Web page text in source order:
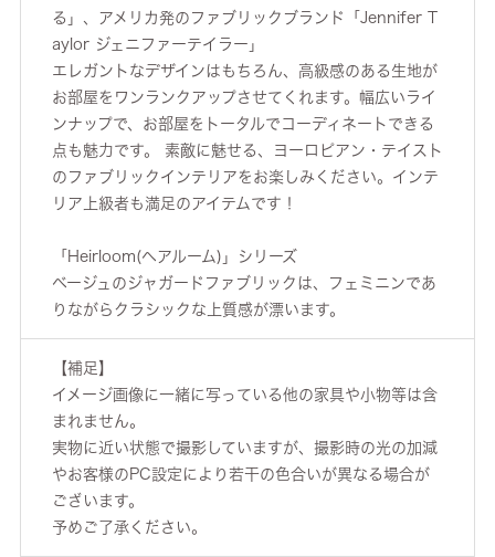
る」、アメリカ発のファブリックブランド「Jennifer T
aylor ジェニファーテイラー」
エレガントなデザインはもちろん、高級感のある生地が
お部屋をワンランクアップさせてくれます。幅広いライ
ンナップで、お部屋をトータルでコーディネートできる
点も魅力です。 素敵に魅せる、ヨーロピアン・テイスト
のファブリックインテリアをお楽しみください。インテ
リア上級者も満足のアイテムです！
「Heirloom(ヘアルーム)」シリーズ
ベージュのジャガードファブリックは、フェミニンであ
りながらクラシックな上質感が漂います。
【補足】
イメージ画像に一緒に写っている他の家具や小物等は含
まれません。
実物に近い状態で撮影していますが、撮影時の光の加減
やお客様のPC設定により若干の色合いが異なる場合が
ございます。
予めご了承ください。